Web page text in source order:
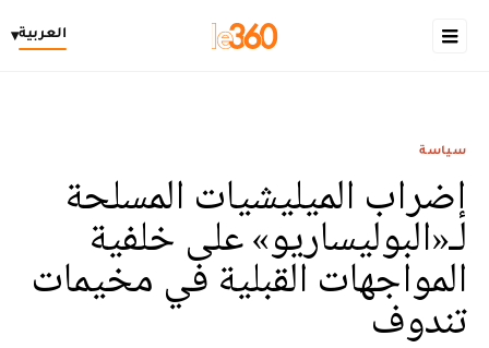
العربية▾
سياسة
إضراب الميليشيات المسلحة
لـ«البوليساريو» على خلفية
المواجهات القبلية في مخيمات
تندوف